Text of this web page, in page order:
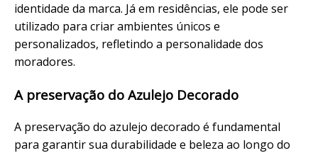
identidade da marca. Já em residências, ele pode ser
utilizado para criar ambientes únicos e
personalizados, refletindo a personalidade dos
moradores.
A preservação do Azulejo Decorado
A preservação do azulejo decorado é fundamental
para garantir sua durabilidade e beleza ao longo do